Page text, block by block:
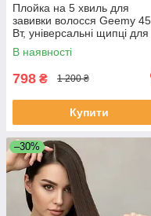
Плойка на 5 хвиль для
завивки волосся Geemy 45
Вт, універсальні щипці для
локонів з регулюванням
температури 180/210°C,
В наявності
798 ₴ 1 200 ₴
Купити
–30%